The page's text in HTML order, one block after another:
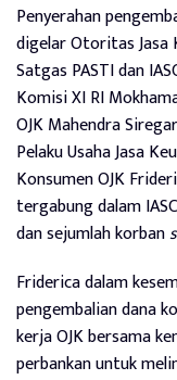
Penyerahan
digelar Otoritas Jasa
Satgas PASTI dan
Komisi XI RI
OJK Mahendra
Pelaku Usaha Jasa
Konsumen OJK
tergabung dalam
dan sejumlah korban
Friderica dalam
pengembalian dana
kerja OJK bersama
perbankan untuk